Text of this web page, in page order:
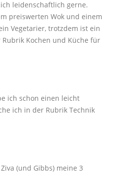
leidenschaftlich gerne.
preiswerten Wok und einem
Vegetarier, trotzdem ist ein
Rubrik Kochen und Küche für
ich schon einen leicht
ich in der Rubrik Technik
(und Gibbs) meine 3